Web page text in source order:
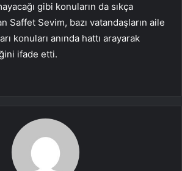
gibi konuların da sıkça
Saffet Sevim, bazı vatandaşların aile
konuları anında hattı arayarak
ifade etti.